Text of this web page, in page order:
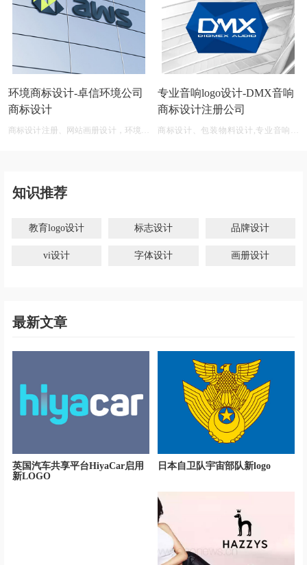
环境商标设计-卓信环境公司
商标设计
商标设计注册、网站画册设计，环境商
专业音响logo设计-DMX音响
商标设计注册公司
商标设计、包装物料设计,专业音响公
知识推荐
教育logo设计 标志设计 品牌设计
vi设计 字体设计 画册设计
最新文章
英国汽车共享平台HiyaCar启用
新LOGO
日本自卫队宇宙部队新logo